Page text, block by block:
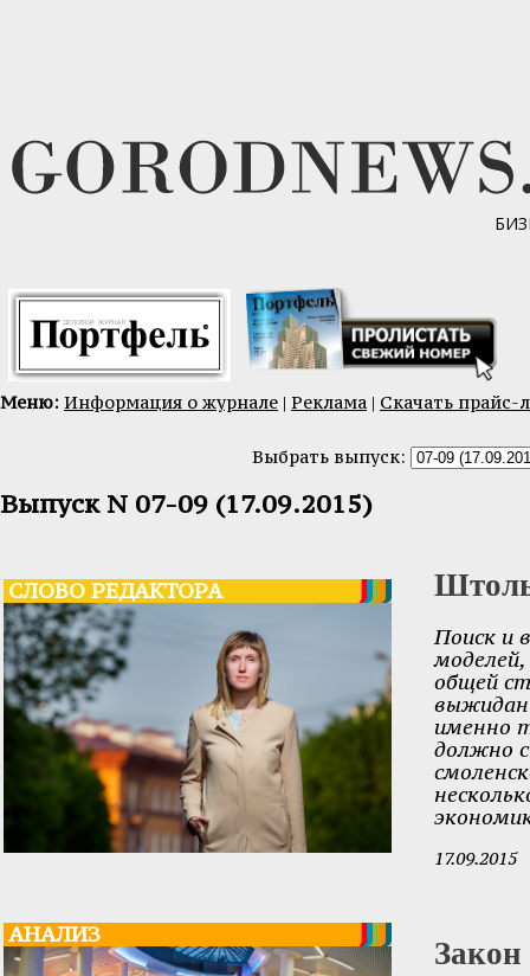
Меню: Информация о журнале | Реклама | Скачать прайс-
Выбрать выпуск:
Выпуск N 07-09 (17.09.2015)
СЛОВО РЕДАКТОРА
Поиск и
общей
именно
должно
17.09.2015
АНАЛИЗ